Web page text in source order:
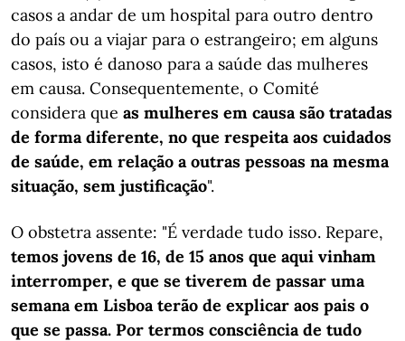
casos a andar de um hospital para outro dentro
do país ou a viajar para o estrangeiro; em alguns
casos, isto é danoso para a saúde das mulheres
em causa. Consequentemente, o Comité
considera que as mulheres em causa são tratadas
de forma diferente, no que respeita aos cuidados
de saúde, em relação a outras pessoas na mesma
situação, sem justificação".
O obstetra assente: "É verdade tudo isso. Repare,
temos jovens de 16, de 15 anos que aqui vinham
interromper, e que se tiverem de passar uma
semana em Lisboa terão de explicar aos pais o
que se passa. Por termos consciência de tudo